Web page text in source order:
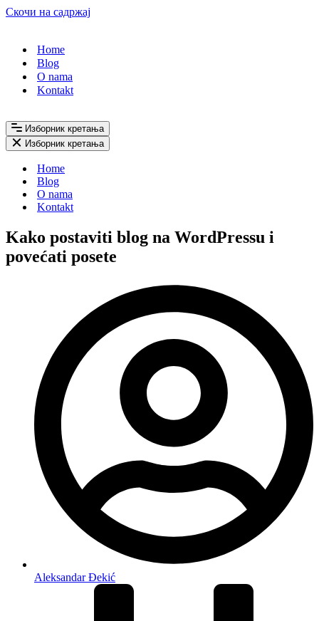
Скочи на садржај
Home
Blog
O nama
Kontakt
Изборник кретања
Изборник кретања
Home
Blog
O nama
Kontakt
Kako postaviti blog na WordPressu i
povećati posete
Aleksandar Đekić